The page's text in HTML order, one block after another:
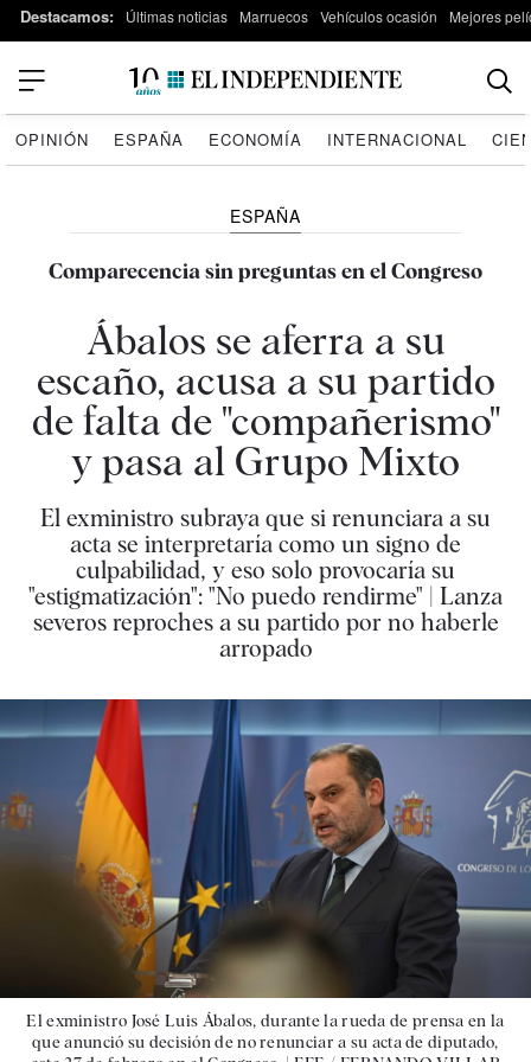
Destacamos: Últimas noticias Marruecos Vehículos ocasión Mejores
OPINIÓN ESPAÑA ECONOMÍA INTERNACIONAL
ESPAÑA
Comparecencia sin preguntas en el Congreso
Ábalos se aferra a su
escaño, acusa a su partido
de falta de "compañerismo"
y pasa al Grupo Mixto
El exministro subraya que si renunciara a su
acta se interpretaría como un signo de
culpabilidad, y eso solo provocaría su
"estigmatización": "No puedo rendirme" | Lanza
severos reproches a su partido por no haberle
arropado
El exministro José Luis Ábalos, durante la rueda de prensa en la
que anunció su decisión de no renunciar a su acta de diputado,